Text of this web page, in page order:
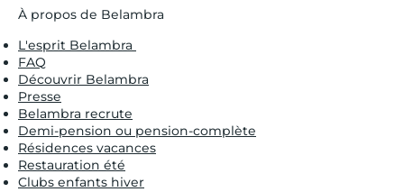
À propos de Belambra
L'esprit Belambra
FAQ
Découvrir Belambra
Presse
Belambra recrute
Demi-pension ou pension-complète
Résidences vacances
Restauration été
Clubs enfants hiver